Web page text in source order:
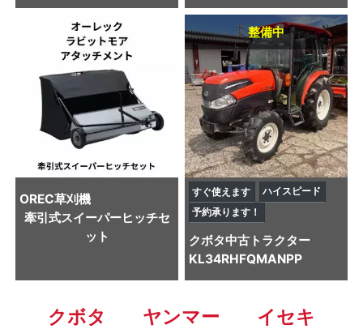
OREC草刈機
牽引式スイーパーヒッチセ
ット
整備中
すぐ使えます
ハイスピード
予約承ります！
クボタ中古トラクター
KL34RHFQMANPP
クボタ ヤンマー
イセキ